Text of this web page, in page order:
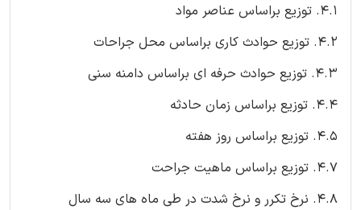
4.1. توزیع براساس عناصر مواد
4.2. توزیع حوادث کاری براساس محل جراحات
4.3. توزیع حوادث حرفه ای براساس دامنه سنی
4.4. توزیع براساس زمان حادثه
4.5. توزیع براساس روز هفته
4.7. توزیع براساس ماهیت جراحت
4.8. نرخ تکرر و نرخ شدت در طی ماه های سه سال